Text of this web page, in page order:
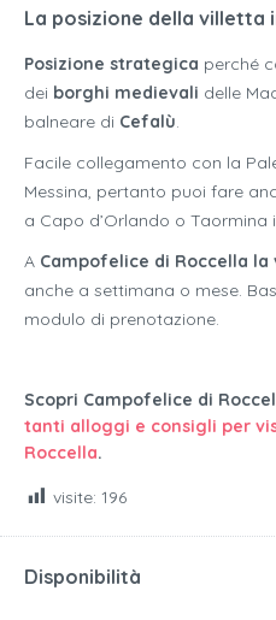
La posizione della villetta
Posizione strategica perché
dei borghi medievali delle
balneare di Cefalù.
Facile collegamento con la
Messina, pertanto puoi fare
a Capo d’Orlando o Taormina
A Campofelice di Roccella la
anche a settimana o mese.
modulo di prenotazione.
Scopri Campofelice di
tanti alloggi e consigli per
Roccella.
visite: 196
Disponibilità